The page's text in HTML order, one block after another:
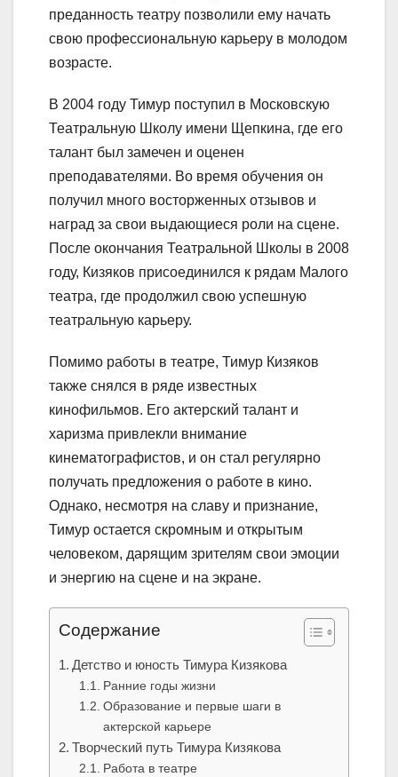
преданность театру позволили ему начать
свою профессиональную карьеру в молодом
возрасте.
В 2004 году Тимур поступил в Московскую
Театральную Школу имени Щепкина, где его
талант был замечен и оценен
преподавателями. Во время обучения он
получил много восторженных отзывов и
наград за свои выдающиеся роли на сцене.
После окончания Театральной Школы в 2008
году, Кизяков присоединился к рядам Малого
театра, где продолжил свою успешную
театральную карьеру.
Помимо работы в театре, Тимур Кизяков
также снялся в ряде известных
кинофильмов. Его актерский талант и
харизма привлекли внимание
кинематографистов, и он стал регулярно
получать предложения о работе в кино.
Однако, несмотря на славу и признание,
Тимур остается скромным и открытым
человеком, дарящим зрителям свои эмоции
и энергию на сцене и на экране.
Содержание
Детство и юность Тимура Кизякова
Ранние годы жизни
Образование и первые шаги в
актерской карьере
Творческий путь Тимура Кизякова
Работа в театре